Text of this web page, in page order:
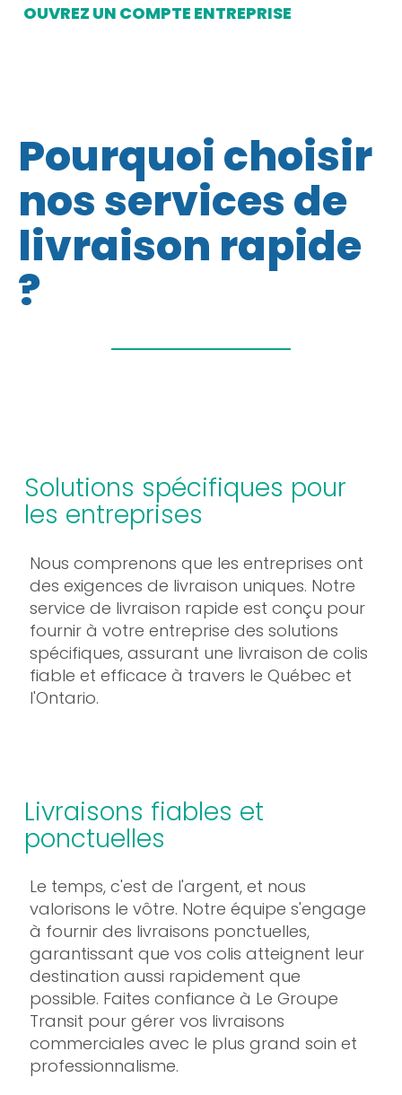
OUVREZ UN COMPTE ENTREPRISE
Pourquoi choisir
nos services de
livraison rapide
?
Solutions spécifiques pour
les entreprises
Nous comprenons que les entreprises ont
des exigences de livraison uniques. Notre
service de livraison rapide est conçu pour
fournir à votre entreprise des solutions
spécifiques, assurant une livraison de colis
fiable et efficace à travers le Québec et
l'Ontario.
Livraisons fiables et
ponctuelles
Le temps, c'est de l'argent, et nous
valorisons le vôtre. Notre équipe s'engage
à fournir des livraisons ponctuelles,
garantissant que vos colis atteignent leur
destination aussi rapidement que
possible. Faites confiance à Le Groupe
Transit pour gérer vos livraisons
commerciales avec le plus grand soin et
professionnalisme.